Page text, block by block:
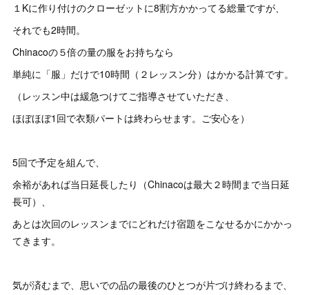
１Kに作り付けのクローゼットに8割方かかってる総量ですが、
それでも2時間。
Chinacoの５倍の量の服をお持ちなら
単純に「服」だけで10時間（２レッスン分）はかかる計算です。
（レッスン中は緩急つけてご指導させていただき、
ほぼほぼ1回で衣類パートは終わらせます。ご安心を）
5回で予定を組んで、
余裕があれば当日延長したり（Chinacoは最大２時間まで当日延
長可）、
あとは次回のレッスンまでにどれだけ宿題をこなせるかにかかっ
てきます。
気が済むまで、思いでの品の最後のひとつが片づけ終わるまで、